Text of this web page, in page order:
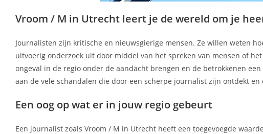
Vroom / M in Utrecht leert je de wereld om je
Journalisten zijn kritische en nieuwsgierige mensen. Ze willen weten
uitvoerig onderzoek uit door middel van het spreken van mensen of
ongeval in de regio onder de aandacht brengen en de betrokkenen
aan de vele schandalen die door een scherpe journalist zijn ontdekt
Een oog op wat er in jouw regio gebeurt
Een journalist zoals Vroom / M in Utrecht heeft een toegevoegde